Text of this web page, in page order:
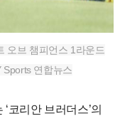
오브 챔피언스 1라운드
Sports 연합뉴스
코리안 브러더스’의